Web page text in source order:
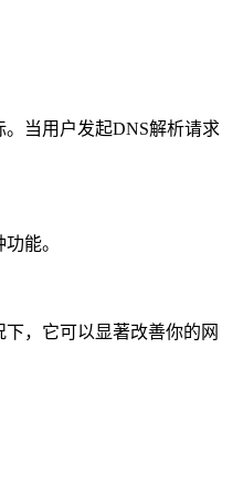
当用户发起DNS解析请求
能。
，它可以显著改善你的网